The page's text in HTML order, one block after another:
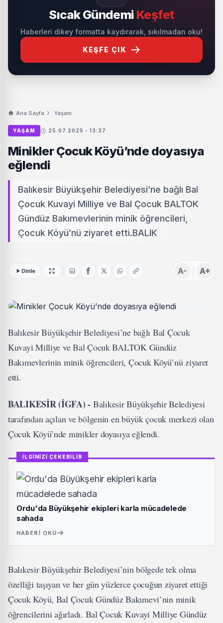
Sıcak Gündemi Keşfet
Haberleri dikey formatta kaydırarak, sıkılmadan oku!
KEŞFE ÇIK
Ana Sayfa Yaşam
YAŞAM 25.07.2025 - 13:37
Minikler Çocuk Köyü’nde doyasıya
eğlendi
Balıkesir Büyükşehir Belediyesi’ne bağlı Bal
Çocuk Kuvayi Milliye ve Bal Çocuk BALTOK
Gündüz Bakımevlerinin minik öğrencileri,
Çocuk Köyü’nü ziyaret etti.BALIK
Dinle A- A+
Balıkesir Büyükşehir Belediyesi’ne bağlı Bal Çocuk
Kuvayi Milliye ve Bal Çocuk BALTOK Gündüz
Bakımevlerinin minik öğrencileri, Çocuk Köyü’nü ziyaret
etti.
BALIKESİR (İGFA) - Balıkesir Büyükşehir Belediyesi
tarafından açılan ve bölgenin en büyük çocuk merkezi olan
Çocuk Köyü’nde minikler doyasıya eğlendi.
İLGİNİZİ ÇEKEBİLİR
Ordu'da Büyükşehir ekipleri karla mücadelede
sahada
HABERI OKU
Balıkesir Büyükşehir Belediyesi’nin bölgede tek olma
özelliği taşıyan ve her gün yüzlerce çocuğun ziyaret ettiği
Çocuk Köyü, Bal Çocuk Gündüz Bakımevi’nin minik
öğrencilerini ağırladı. Bal Çocuk Kuvayi Milliye Gündüz